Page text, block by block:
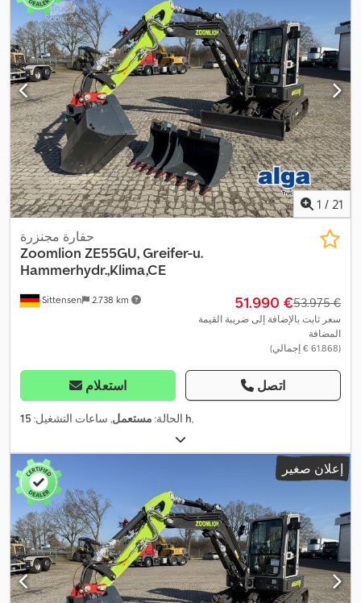
1 / 21
Sittensen 2.738 km
حفارة مجنزرة
Zoomlion ZE55GU, Greifer-u.
Hammerhydr.,Klima,CE
‏51.990 € ‏53.975 €
سعر ثابت بالإضافة إلى ضريبة القيمة
المضافة
(‏61.868 € إجمالي)
استعلام اتصل
الحالة: مستعمل, ساعات التشغيل: 15 h,
إعلان صغير